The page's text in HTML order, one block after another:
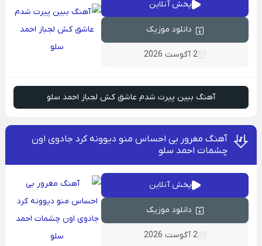
پخش آنلاین
دانلود موزیک
2 آگوست 2026
آهنگ ببین پیرت شدم عاشق کش لجباز احمد سلو
آهنگ مغرور بی احساس منو دیوونه کرد جادوی اون
چشمات احمد سلو
پخش آنلاین
دانلود موزیک
2 آگوست 2026